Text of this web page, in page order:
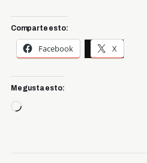
Comparte esto:
Facebook X
Me gusta esto:
Cargando...